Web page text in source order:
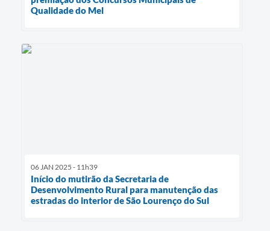
Qualidade do Mel
06 JAN 2025 - 11h39
Início do mutirão da Secretaria de
Desenvolvimento Rural para manutenção das
estradas do interior de São Lourenço do Sul